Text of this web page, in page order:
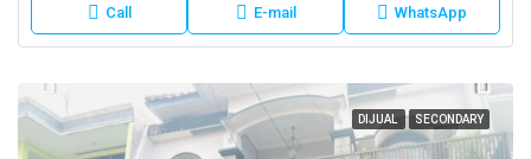
Call E-mail WhatsApp
DIJUAL SECONDARY